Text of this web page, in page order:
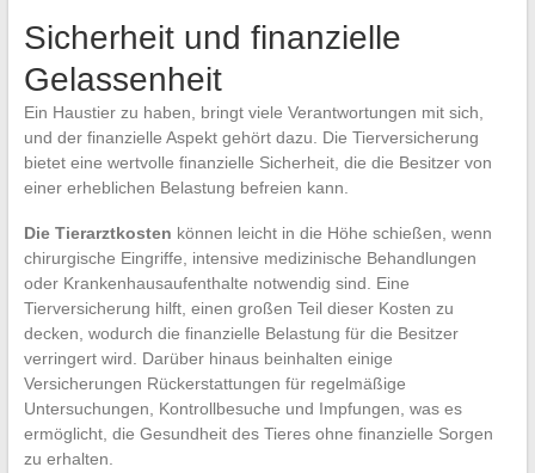
Sicherheit und finanzielle
Gelassenheit
Ein Haustier zu haben, bringt viele Verantwortungen mit sich,
und der finanzielle Aspekt gehört dazu. Die Tierversicherung
bietet eine wertvolle finanzielle Sicherheit, die die Besitzer von
einer erheblichen Belastung befreien kann.
Die Tierarztkosten können leicht in die Höhe schießen, wenn
chirurgische Eingriffe, intensive medizinische Behandlungen
oder Krankenhausaufenthalte notwendig sind. Eine
Tierversicherung hilft, einen großen Teil dieser Kosten zu
decken, wodurch die finanzielle Belastung für die Besitzer
verringert wird. Darüber hinaus beinhalten einige
Versicherungen Rückerstattungen für regelmäßige
Untersuchungen, Kontrollbesuche und Impfungen, was es
ermöglicht, die Gesundheit des Tieres ohne finanzielle Sorgen
zu erhalten.